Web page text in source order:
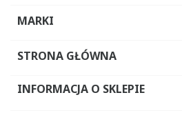
MARKI
STRONA GŁÓWNA
INFORMACJA O SKLEPIE